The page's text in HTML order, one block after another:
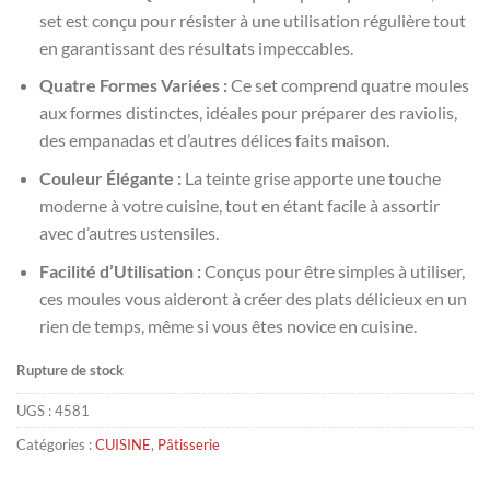
était :
د.م. 45,00.
est :
د.م. 39,00.
set est conçu pour résister à une utilisation régulière tout
en garantissant des résultats impeccables.
Quatre Formes Variées :Ce set comprend quatre moules
aux formes distinctes, idéales pour préparer des raviolis,
des empanadas et d’autres délices faits maison.
Couleur Élégante :La teinte grise apporte une touche
moderne à votre cuisine, tout en étant facile à assortir
avec d’autres ustensiles.
Facilité d’Utilisation :Conçus pour être simples à utiliser,
ces moules vous aideront à créer des plats délicieux en un
rien de temps, même si vous êtes novice en cuisine.
Rupture de stock
UGS :4581
Catégories :CUISINE, Pâtisserie